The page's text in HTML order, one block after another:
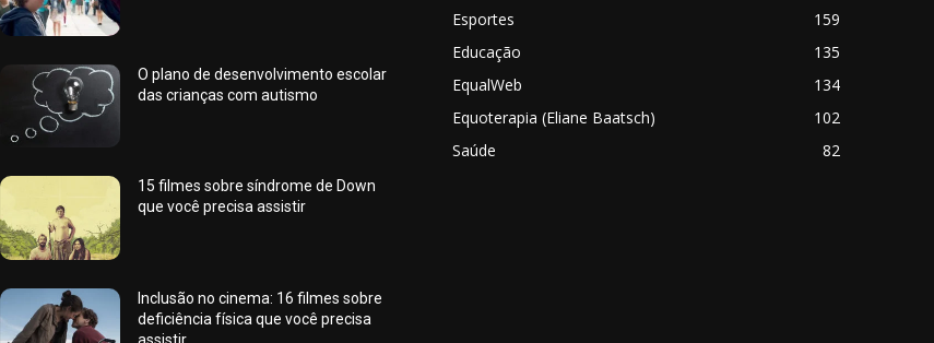
O plano de desenvolvimento escolar
das crianças com autismo
15 filmes sobre síndrome de Down
que você precisa assistir
Inclusão no cinema: 16 filmes sobre
deficiência física que você precisa
Esportes
159
Educação
135
EqualWeb
134
Equoterapia (Eliane Baatsch)
102
Saúde
82